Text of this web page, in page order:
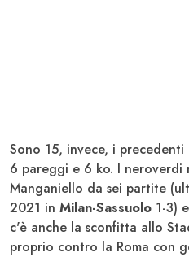
Sono 15, invece, i precedenti
6 pareggi e 6 ko. I neroverdi
Manganiello da sei partite
2021 in Milan-Sassuolo 1-3)
c'è anche la sconfitta allo
proprio contro la Roma con